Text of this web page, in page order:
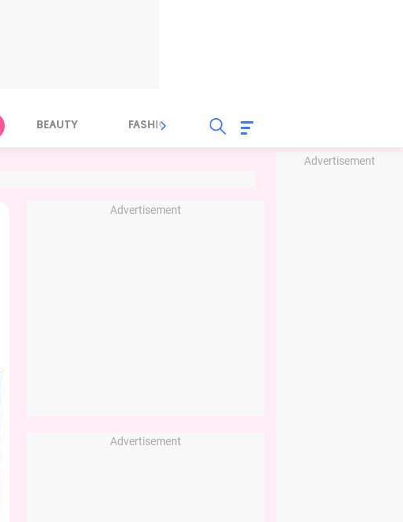
Advertisement
BEAUTY FASHION FOOD
Advertisement
Advertisement